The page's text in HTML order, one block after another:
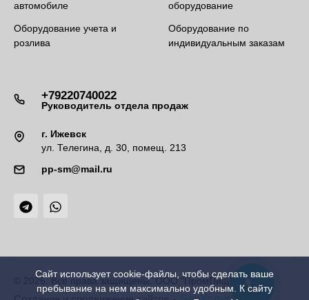
автомобиле
Оборудование учета и
розлива
оборудование
Оборудование по
индивидуальным заказам
+79220740022
Руководитель отдела продаж
г. Ижевск
ул. Телегина, д. 30, помещ. 213
pp-sm@mail.ru
© 2026. Все права защищены. ООО "ПромПищМаш"
Сайт использует cookie-файлы, чтобы сделать ваше
пребывание на нем максимально удобным. К cайту